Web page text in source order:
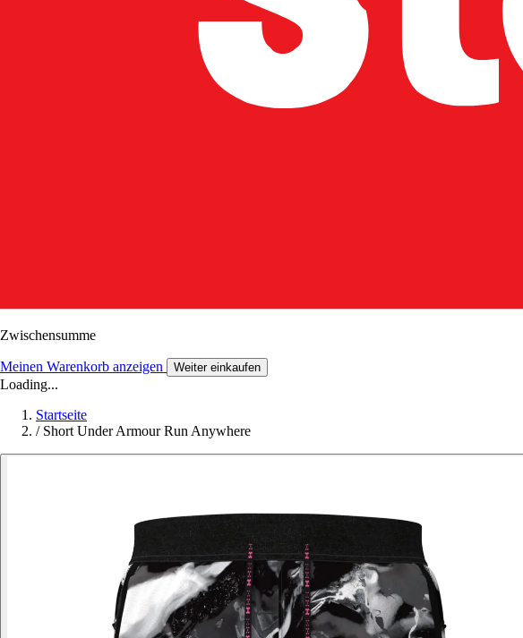
Zwischensumme
Meinen Warenkorb anzeigen Weiter einkaufen
Loading...
Startseite
/ Short Under Armour Run Anywhere